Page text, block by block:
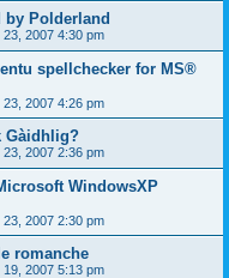
by Polderland
23, 2007 4:30 pm
spellchecker for MS®
23, 2007 4:26 pm
Gàidhlig?
23, 2007 2:36 pm
WindowsXP
23, 2007 2:30 pm
romanche
19, 2007 5:13 pm